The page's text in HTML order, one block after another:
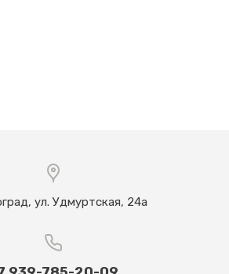
ул. Удмуртская, 24а